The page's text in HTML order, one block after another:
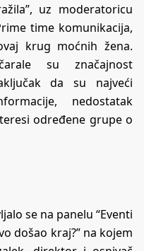
uz moderatoricu
time komunikacija,
krug moćnih žena.
su značajnost
da su najveći
nedostatak
određene grupe o
se na panelu “Eventi
došao kraj?” na kojem